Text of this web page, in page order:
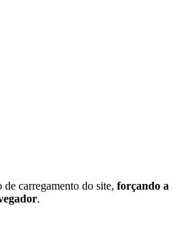
carregamento do site, forçando a
.